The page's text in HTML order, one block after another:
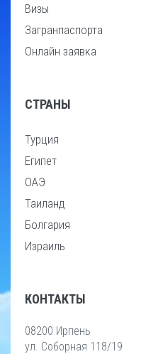
Визы
Загранпаспорта
Онлайн заявка
СТРАНЫ
Турция
Египет
ОАЭ
Таиланд
Болгария
Израиль
КОНТАКТЫ
08200 Ирпень
ул. Соборная 118/19